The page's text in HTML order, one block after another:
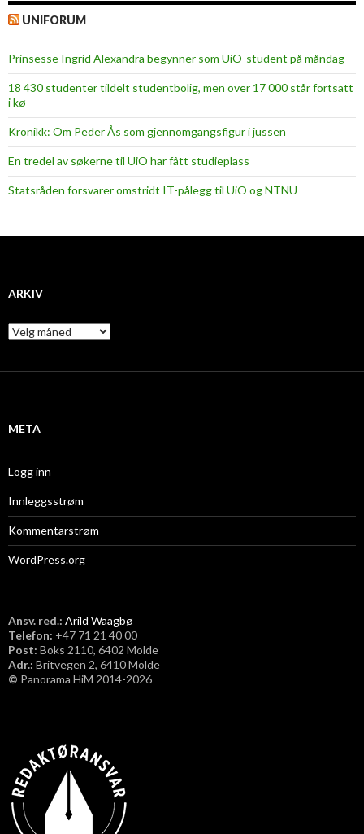
UNIFORUM
Prinsesse Ingrid Alexandra begynner som UiO-student på måndag
18 430 studenter tildelt studentbolig, men over 17 000 står fortsatt
i kø
Kronikk: Om Peder Ås som gjennomgangsfigur i jussen
En tredel av søkerne til UiO har fått studieplass
Statsråden forsvarer omstridt IT-pålegg til UiO og NTNU
ARKIV
A
r
i
META
Logg inn
Innleggsstrøm
Kommentarstrøm
WordPress.org
Ansv. red.: Arild Waagbø
Telefon: ​+47 71 21 40 00
Post: Boks 2110, 6402 Molde
Adr.: Britvegen 2, 6410 Molde
© Panorama HiM 2014-2026